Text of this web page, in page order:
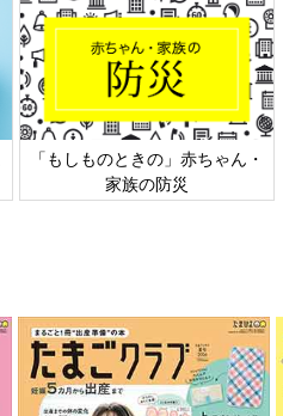
「もしものときの」赤ちゃん・
家族の防災